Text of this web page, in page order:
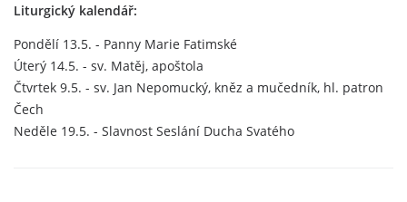
Liturgický kalendář:
Pondělí 13.5. - Panny Marie Fatimské
Úterý 14.5. - sv. Matěj, apoštola
Čtvrtek 9.5. - sv. Jan Nepomucký, kněz a mučedník, hl. patron
Čech
​Neděle 19.5. - Slavnost Seslání Ducha Svatého